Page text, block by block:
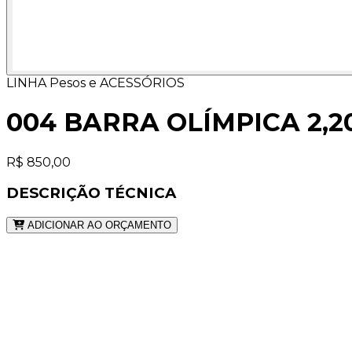
LINHA Pesos e ACESSÓRIOS
004 BARRA OLÍMPICA
R$ 850,00
DESCRIÇÃO TÉCNICA
ADICIONAR AO ORÇAMENTO